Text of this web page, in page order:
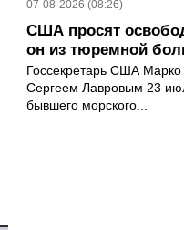
07-08-2026 (08:26)
США просят
он из тюремной
Госсекретарь США
Сергеем Лавровым 23
бывшего морского...